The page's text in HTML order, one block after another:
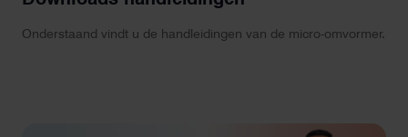
Onderstaand vindt u de handleidingen van de micro-omvormer.